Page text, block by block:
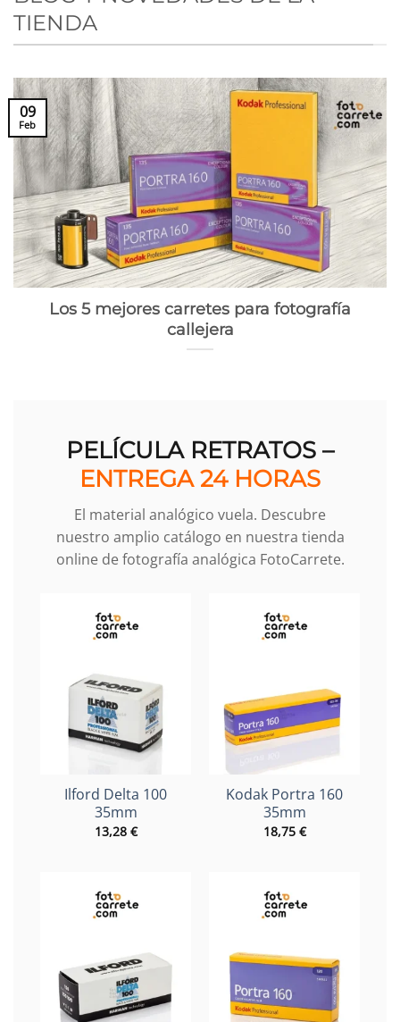
TIENDA
Los 5 mejores carretes para fotografía
callejera
09
Feb
PELÍCULA RETRATOS –
ENTREGA 24 HORAS
El material analógico vuela. Descubre
nuestro amplio catálogo en nuestra tienda
online de fotografía analógica FotoCarrete.
Ilford Delta 100
35mm
13,28 €
Kodak Portra 160
35mm
18,75 €